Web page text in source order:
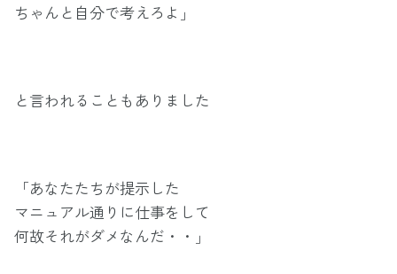
ちゃんと自分で考えろよ」
と言われることもありました
「あなたたちが提示した
マニュアル通りに仕事をして
何故それがダメなんだ・・」